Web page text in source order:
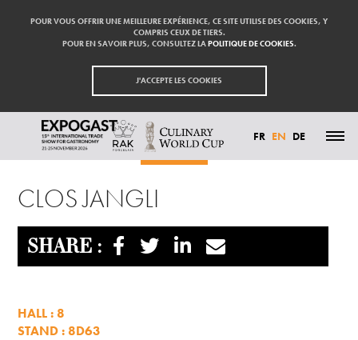
POUR VOUS OFFRIR UNE MEILLEURE EXPÉRIENCE, CE SITE UTILISE DES COOKIES, Y
COMPRIS CEUX DE TIERS.
POUR EN SAVOIR PLUS, CONSULTEZ LAPOLITIQUE DE COOKIES.
J'ACCEPTE LES COOKIES
FR EN DE
PARTICIPATE
EXHIBITORS
PRESS
CONTACT
PARTNER
Homepage Exhibitors CLOS JANGLI
CLOS JANGLI
SHARE :
HALL : 8
STAND : 8D63